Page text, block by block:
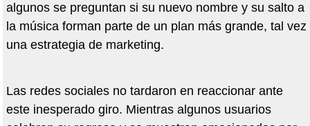
algunos se preguntan si su nuevo nombre y su salto a
la música forman parte de un plan más grande, tal vez
una estrategia de marketing.
Las redes sociales no tardaron en reaccionar ante
este inesperado giro. Mientras algunos usuarios